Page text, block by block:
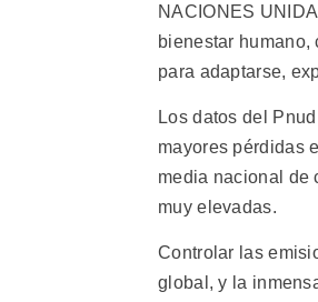
NACIONES
bienestar
para adaptarse,
Los datos del
mayores pérdidas
media nacional de
muy elevadas.
Controlar las
global, y la